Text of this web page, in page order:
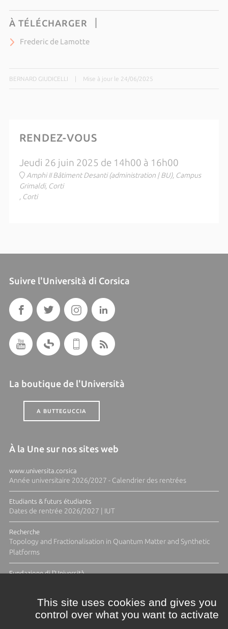
À TÉLÉCHARGER
Frederic de Lamotte
BERNARD GIUDICELLI Mise à jour le 24/06/2025
RENDEZ-VOUS
Jeudi 26 juin 2025 de 14h00 à 16h00
Amphi II Bâtiment Desanti (administration | BU), Campus
Grimaldi, Corti
, Corti
Suivre l'Università di Corsica
La boutique de l'Università
A BUTTEGUCCIA
À la Une sur nos sites web
www.universita.corsica
Année universitaire 2026/2027 - Calendrier des rentrées
Etudiants & futurs étudiants
Dates de rentrée 2026/2027 | IUT
Recherche
Topology and Fractionalisation in Quantum Matter and Synthetic
Platforms
Fundazione di l'Università
This site uses cookies and gives you
control over what you want to activate